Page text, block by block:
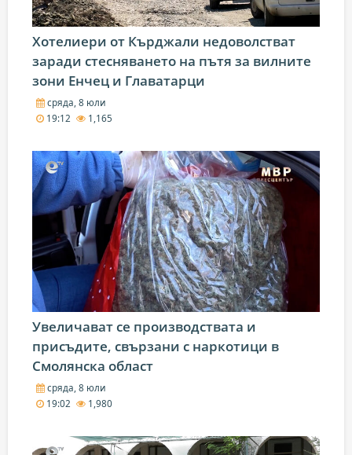
Хотелиери от Кърджали недоволстват
заради стесняването на пътя за вилните
зони Енчец и Главатарци
сряда, 8 юли
19:12
1,165
Увеличават се производствата и
присъдите, свързани с наркотици в
Смолянска област
сряда, 8 юли
19:02
1,980